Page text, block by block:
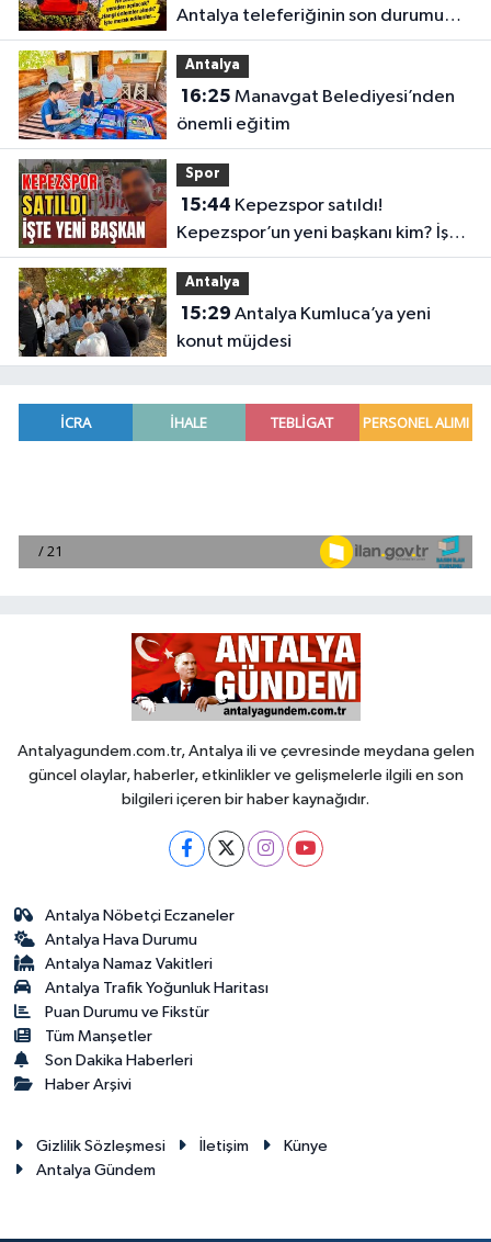
Antalya teleferiğinin son durumu
belli oldu
Antalya
16:25
önemli eğitim
Spor
15:44
Kepezspor’un yeni başkanı kim? İşte
yeni başkan
Antalya
15:29
konut müjdesi
Antalyagundem.com.tr, Antalya ili ve çevresinde meydana gelen
güncel olaylar, haberler, etkinlikler ve gelişmelerle ilgili en son
bilgileri içeren bir haber kaynağıdır.
Antalya Nöbetçi Eczaneler
Antalya Hava Durumu
Antalya Namaz Vakitleri
Antalya Trafik Yoğunluk Haritası
Puan Durumu ve Fikstür
Tüm Manşetler
Son Dakika Haberleri
Haber Arşivi
Gizlilik Sözleşmesi İletişim
Künye
Antalya Gündem